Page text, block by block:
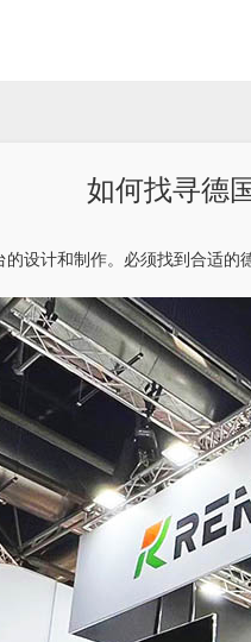
如何找寻德
设计和制作。必须找到合适